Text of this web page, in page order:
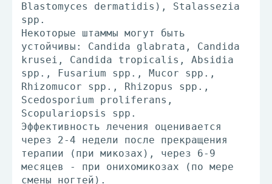
Blastomyces dermatidis), Stalassezia
spp.
Некоторые штаммы могут быть
устойчивы: Candida glabrata, Candida
krusei, Candida tropicalis, Absidia
spp., Fusarium spp., Mucor spp.,
Rhizomucor spp., Rhizopus spp.,
Scedosporium proliferans,
Scopulariopsis spp.
Эффективность лечения оценивается
через 2-4 недели после прекращения
терапии (при микозах), через 6-9
месяцев - при онихомикозах (по мере
смены ногтей).